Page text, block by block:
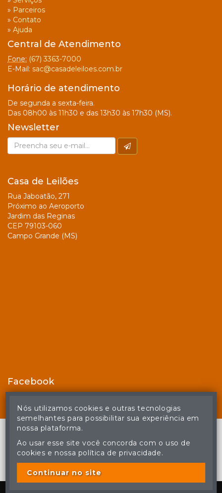
» Parceiros
» Contato
» Ajuda
Central de Atendimento
Fone: (67) 3363-7000
E-Mail: sac@casadeleiloes.com.br
Horário de atendimento
De segunda a sexta-feira.
Das 08h00 às 11h30 e das 13h30 às 17h30 (MS).
Newsletter
Casa de Leilões
Rua Jaboatão, 271
Próximo ao Aeroporto
Jardim das Reginas
CEP 79103-060
Campo Grande (MS)
Facebook
© Casa de Leilões - Todos os direitos reservados
A cópia ou reprodução não autorizada do conteúdo deste site
poderá acarretar em penas previstas em lei.
Nós utilizamos cookies e outras tecnologias
semelhantes para possibilitar sua experiência em
nossa plataforma.
Ao usar esse site você concorda com o uso de
cookies e nossa política de privacidade.
Continuar no site